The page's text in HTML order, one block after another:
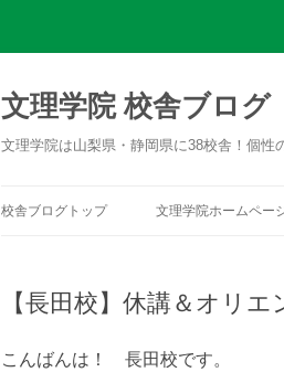
文理学院 校舎ブログ
文理学院は山梨県・静岡県に38校舎！個性
校舎ブログトップ 文理学院ホームペー
【長田校】休講＆オリ
こんばんは！ 長田校です。